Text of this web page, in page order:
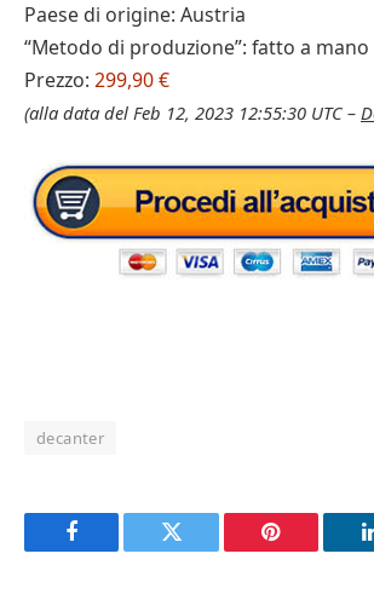
Paese di origine: Austria
“Metodo di produzione”: fatto a mano
Prezzo: 299,90 €
(alla data del Feb 12, 2023 12:55:30 UTC –
decanter
Facebook Twitter Pinterest